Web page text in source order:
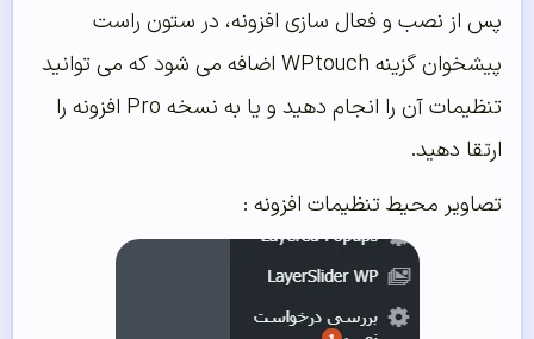
پس از نصب و فعال سازی افزونه، در ستون راست
پیشخوان گزینه WPtouch اضافه می شود که می توانید
تنظیمات آن را انجام دهید و یا به نسخه Pro افزونه را
ارتقا دهید.
تصاویر محیط تنظیمات افزونه :